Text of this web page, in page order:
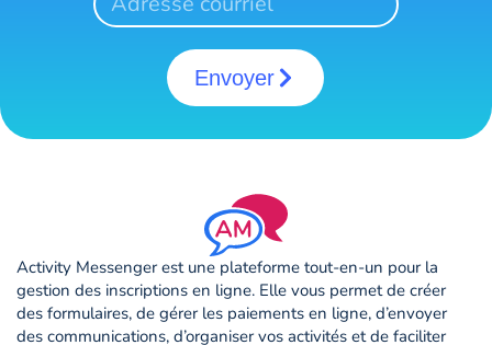
Envoyer
Activity Messenger est une plateforme tout-en-un pour la
gestion des inscriptions en ligne. Elle vous permet de créer
des formulaires, de gérer les paiements en ligne, d’envoyer
des communications, d’organiser vos activités et de faciliter